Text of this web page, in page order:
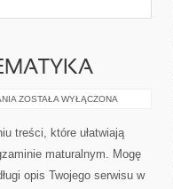
EGZAMIN
MATEMATYKA
ZOSTAŁA WYŁĄCZONA
treści, które ułatwiają
maturalnym. Mogę
opis Twojego serwisu w